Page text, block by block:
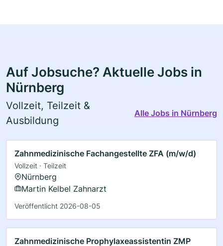
Auf Jobsuche? Aktuelle Jobs in
Nürnberg
Vollzeit, Teilzeit &
Ausbildung
Alle Jobs in Nürnberg
Zahnmedizinische Fachangestellte ZFA (m/w/d)
Vollzeit · Teilzeit
Nürnberg
Martin Kelbel Zahnarzt
Veröffentlicht 2026-08-05
Zahnmedizinische Prophylaxeassistentin ZMP